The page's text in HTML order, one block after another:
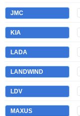
JMC
KIA
LADA
LANDWIND
LDV
MAXUS